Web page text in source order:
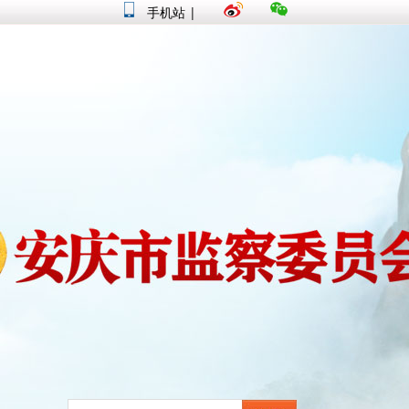
手机站 |